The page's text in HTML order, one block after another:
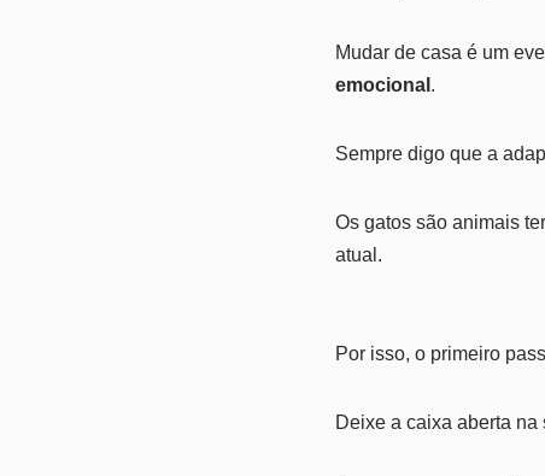
Mudar de casa é um
emocional .
Sempre digo que a
Os gatos são animais
atual.
Por isso, o primeiro
Deixe a caixa aberta